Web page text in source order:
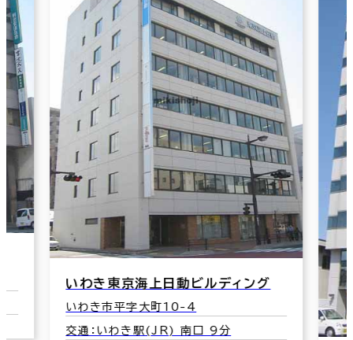
いわき東京海上日動ビルディング
いわき市平字大町10-4
交通：いわき駅(JR) 南口 9分